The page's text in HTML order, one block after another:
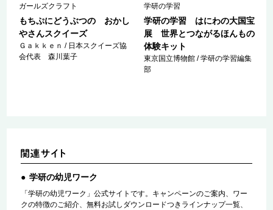
ガールズクラフト
もちぷにどうぶつの おかし
やさんスクイーズ
Ｇａｋｋｅｎ / 日本スクイーズ協
会代表 森川葉子
学研の学習
学研の学習 はにわの大国宝
展 世界とつながるほんもの
体験キット
東京国立博物館 / 学研の学習編集
部
学研の幼児ワーク
「学研の幼児ワーク」公式サイトです。キャンペーンのご案内、ワー
クの特徴のご紹介、無料お試しダウンロードつきラインナップ一覧、